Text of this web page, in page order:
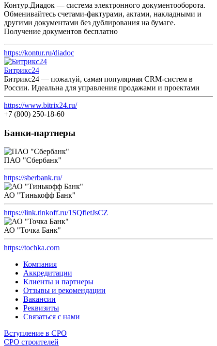
Контур.Диадок — система электронного документооборота.
Обменивайтесь счетами-фактурами, актами, накладными и
другими документами без дублирования на бумаге.
Получение документов бесплатно
https://kontur.ru/diadoc
Битрикс24
Битрикс24 — пожалуй, самая популярная CRM-систем в
России. Идеальна для управления продажами и проектами
https://www.bitrix24.ru/
+7 (800) 250-18-60
Банки-партнеры
ПАО "Сбербанк"
https://sberbank.ru/
АО "Тинькофф Банк"
https://link.tinkoff.ru/1SQfietJsCZ
АО "Точка Банк"
https://tochka.com
Компания
Аккредитации
Клиенты и партнеры
Отзывы и рекомендации
Вакансии
Реквизиты
Связаться с нами
Вступление в СРО
СРО строителей